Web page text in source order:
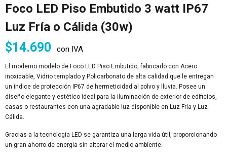
Foco LED Piso Embutido 3 watt IP67
Luz Fría o Cálida (30w)
$14.690 con IVA
El moderno modelo de Foco LED Piso Embutido, fabricado con Acero
inoxidable, Vidrio templado y Policarbonato de alta calidad que le entregan
un índice de protección IP67 de hermeticidad al polvo y lluvia. Posee un
diseño elegante y estético ideal para la iluminación de exterior de edificios,
casas o restaurantes con una agradable luz disponible en Luz Fría y Luz
Cálida.
Gracias a la tecnología LED se garantiza una larga vida útil, proporcionando
un gran ahorro de energía sin alterar el medio ambiente.